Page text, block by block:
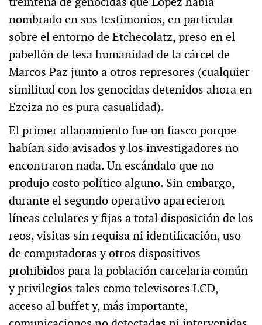
nombrado en sus testimonios, en particular
sobre el entorno de Etchecolatz, preso en el
pabellón de lesa humanidad de la cárcel de
Marcos Paz junto a otros represores (cualquier
similitud con los genocidas detenidos ahora en
Ezeiza no es pura casualidad).
El primer allanamiento fue un fiasco porque
habían sido avisados y los investigadores no
encontraron nada. Un escándalo que no
produjo costo político alguno. Sin embargo,
durante el segundo operativo aparecieron
líneas celulares y fijas a total disposición de los
reos, visitas sin requisa ni identificación, uso
de computadoras y otros dispositivos
prohibidos para la población carcelaria común
y privilegios tales como televisores LCD,
acceso al buffet y, más importante,